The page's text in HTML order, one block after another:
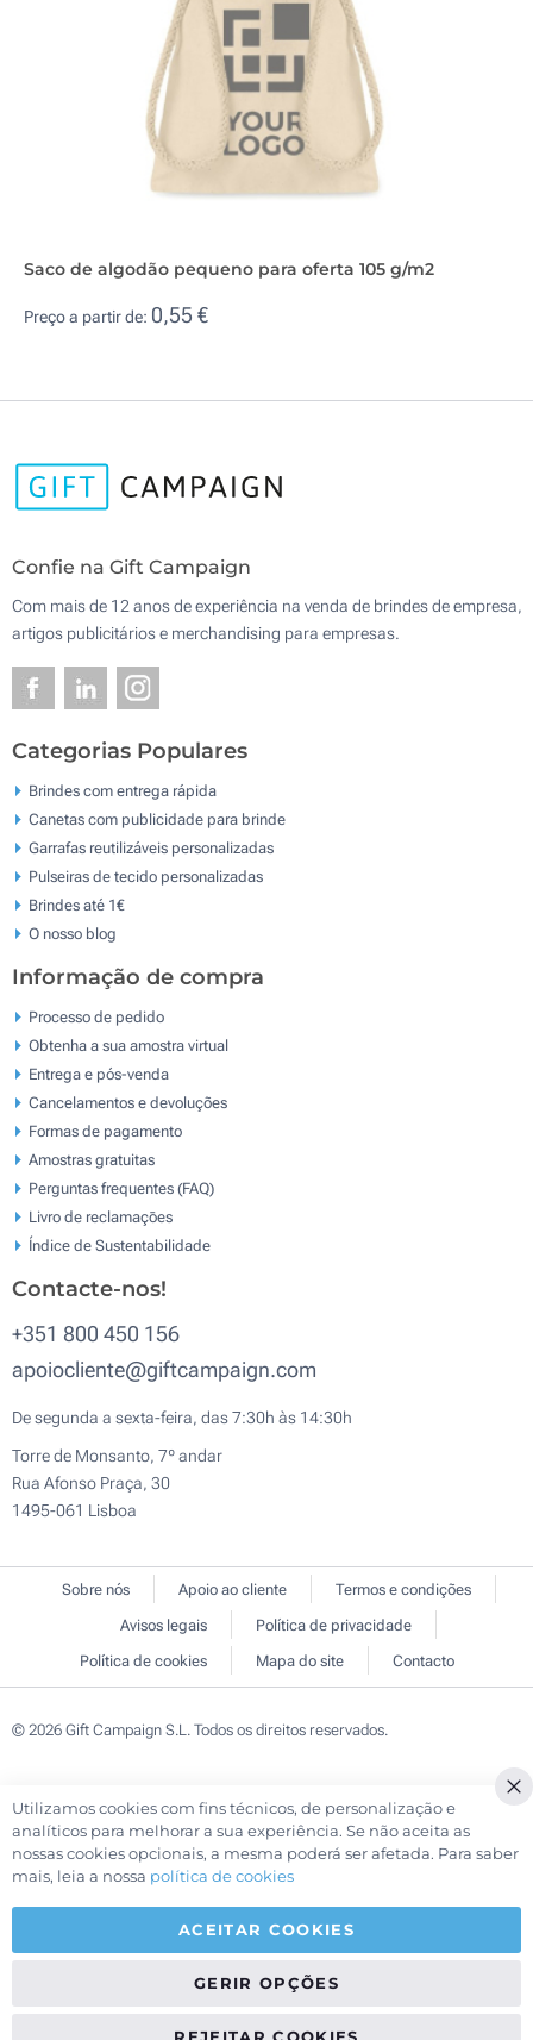
Saco de algodão pequeno para oferta 105 g/m2
Preço a partir de: 0,55 €
Confie na Gift Campaign
Com mais de 12 anos de experiência na venda de brindes de empresa,
artigos publicitários e merchandising para empresas.
Categorias Populares
Brindes com entrega rápida
Canetas com publicidade para brinde
Garrafas reutilizáveis personalizadas
Pulseiras de tecido personalizadas
Brindes até 1€
O nosso blog
Informação de compra
Processo de pedido
Obtenha a sua amostra virtual
Entrega e pós-venda
Cancelamentos e devoluções
Formas de pagamento
Amostras gratuitas
Perguntas frequentes (FAQ)
Livro de reclamaçōes
Índice de Sustentabilidade
Contacte-nos!
+351 800 450 156
apoiocliente@giftcampaign.com
De segunda a sexta-feira, das 7:30h às 14:30h
Torre de Monsanto, 7º andar
Rua Afonso Praça, 30
1495-061 Lisboa
Sobre nós Apoio ao cliente
Termos e condições
Avisos legais
Política de privacidade
Política de cookies
Mapa do site Contacto
© 2026 Gift Campaign S.L. Todos os direitos reservados.
Utilizamos cookies com fins técnicos, de personalização e
analíticos para melhorar a sua experiência. Se não aceita as
nossas cookies opcionais, a mesma poderá ser afetada. Para saber
mais, leia a nossa política de cookies
ACEITAR COOKIES
GERIR OPÇÕES